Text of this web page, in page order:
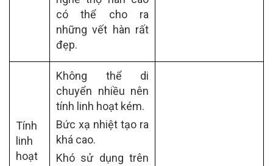
có thể cho ra
những vết hàn rất
đẹp.
Tính
linh
hoạt
Không thể di
chuyển nhiều nên
tính linh hoạt kém.
Bức xạ nhiệt tạo ra
khá cao.
Khó sử dụng trên